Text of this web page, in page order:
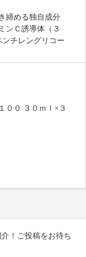
締める独自成分
ンＣ誘導体（３
チレングリコー
ン酸、アスコル
Ｍｇ、パルミチ
コルビルグルコ
酸Ｎａ、グリセ
スコルビル、ア
〜）＞
７．０６％から
ングリコール、
、アスコルビル
００ ３０ｍｌ×３
！ご投稿をお待ち